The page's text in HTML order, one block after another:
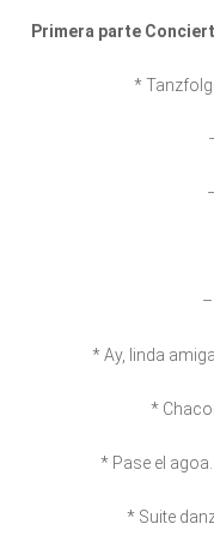
Primera parte
*
* Ay, linda
*
* Pase el
* Suite